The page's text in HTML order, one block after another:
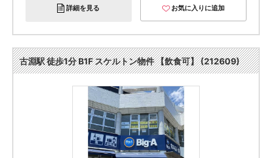
詳細を見る お気に入りに追加
古淵駅 徒歩1分 B1F スケルトン物件 【飲食可】 (212609)